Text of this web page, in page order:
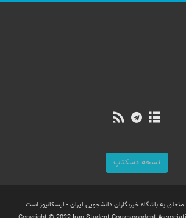
نسخه دسکتاپ
به باشگاه خبرنگاران دانشجویی ایران - ایسکانیوز است